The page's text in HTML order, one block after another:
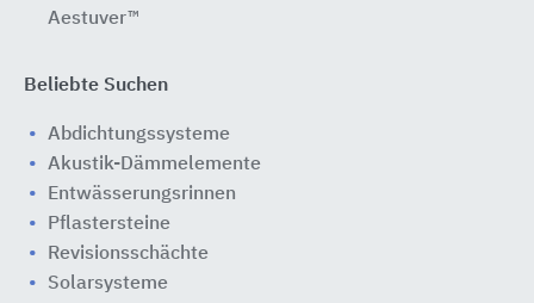
Aestuver™
Beliebte Suchen
Abdichtungssysteme
Akustik-Dämmelemente
Entwässerungsrinnen
Pflastersteine
Revisionsschächte
Solarsysteme